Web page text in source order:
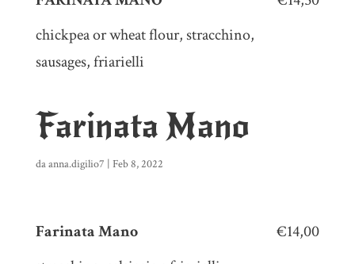
chickpea or wheat flour, stracchino,
sausages, friarielli
Farinata Mano
daanna.digilio7 | Feb 8, 2022
Farinata Mano
€14,00